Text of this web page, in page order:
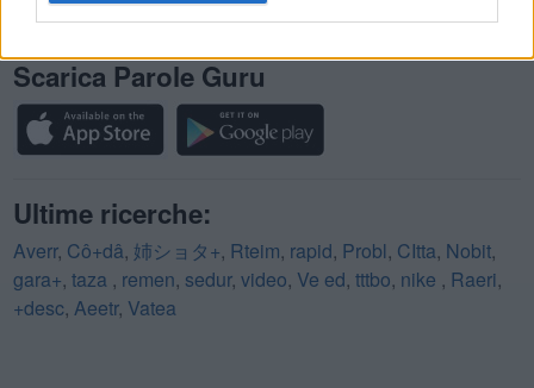
Scarica Parole Guru
Ultime ricerche:
Averr, Cô+dâ, 姉ショタ+, Rteim, rapid, Probl, CItta, Nobit,
gara+, taza , remen, sedur, video, Ve ed, tttbo, nike , Raeri,
+desc, Aeetr, Vatea